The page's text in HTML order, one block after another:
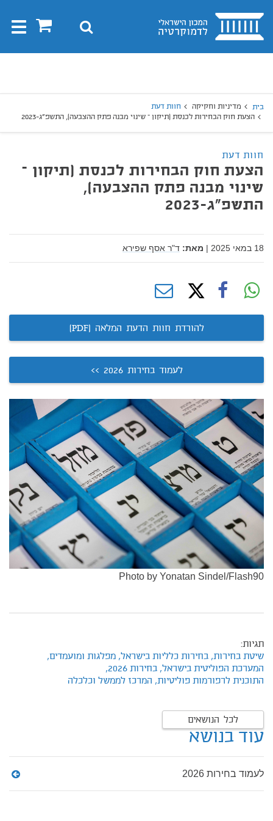
בית 0 חיפוש
בית מדיניות וחקיקה
חוות דעת
הצעת חוק הבחירות לכנסת (תיקון – שינוי מבנה פתק ההצבעה), התשפ"ג-2023
חוות דעת
הצעת חוק הבחירות לכנסת (תיקון –
שינוי מבנה פתק ההצבעה),
התשפ"ג-2023
18 במאי 2025 | מאת: ד"ר אסף שפירא
להורדת חוות הדעת המלאה (PDF)
לעמוד בחירות 2026 >>
Photo by Yonatan Sindel/Flash90
תגיות:
שיטת בחירות, בחירות כלליות בישראל, מפלגות ומועמדים,
המערכת הפוליטית בישראל, בחירות 2026,
התוכנית לרפורמות פוליטיות, המרכז לממשל וכלכלה
לכל הנושאים
עוד בנושא
לעמוד בחירות 2026